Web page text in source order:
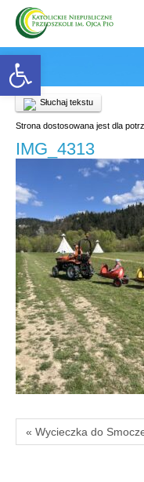
Open toolbar
Słuchaj tekstu
Strona dostosowana jest dla
IMG_4313
« Wycieczka do